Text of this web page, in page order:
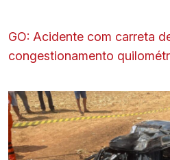
GO: Acidente com carreta
congestionamento